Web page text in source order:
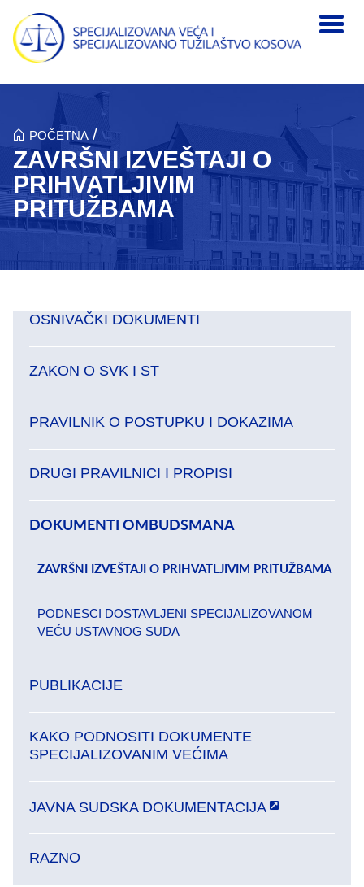
Skip to main content
POČETNA /
ZAVRŠNI IZVEŠTAJI O
PRIHVATLJIVIM
PRITUŽBAMA
OSNIVAČKI DOKUMENTI
ZAKON O SVK I ST
PRAVILNIK O POSTUPKU I DOKAZIMA
DRUGI PRAVILNICI I PROPISI
DOKUMENTI OMBUDSMANA
ZAVRŠNI IZVEŠTAJI O PRIHVATLJIVIM PRITUŽBAMA
PODNESCI DOSTAVLJENI SPECIJALIZOVANOM
VEĆU USTAVNOG SUDA
PUBLIKACIJE
KAKO PODNOSITI DOKUMENTE
SPECIJALIZOVANIM VEĆIMA
JAVNA SUDSKA DOKUMENTACIJA
RAZNO